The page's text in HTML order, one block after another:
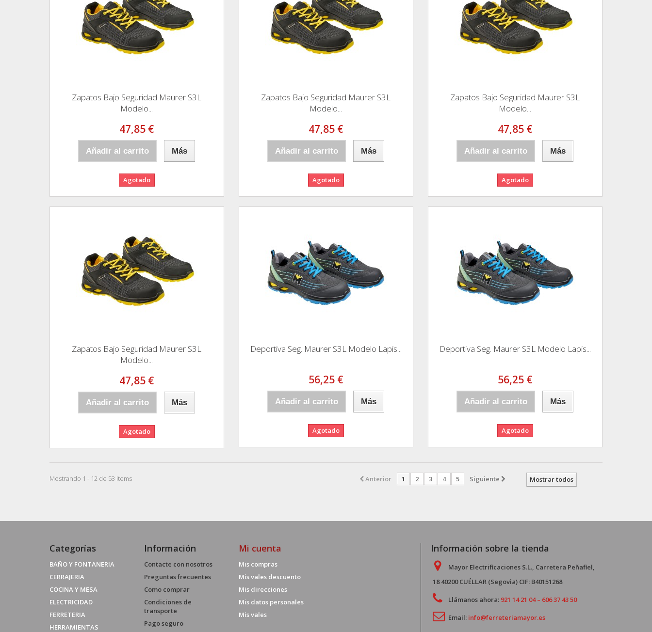
Zapatos Bajo Seguridad Maurer S3L
Modelo...
47,85 €
Añadir al carrito Más
Agotado
Zapatos Bajo Seguridad Maurer S3L
Modelo...
47,85 €
Añadir al carrito Más
Agotado
Zapatos Bajo Seguridad Maurer S3L
Modelo...
47,85 €
Añadir al carrito Más
Agotado
Zapatos Bajo Seguridad Maurer S3L
Modelo...
47,85 €
Añadir al carrito Más
Agotado
Deportiva Seg. Maurer S3L Modelo Lapis...
56,25 €
Añadir al carrito Más
Agotado
Deportiva Seg. Maurer S3L Modelo Lapis...
56,25 €
Añadir al carrito Más
Agotado
Mostrar todos
Anterior 1 2 3 4 5 Siguiente
Mostrando 1 - 12 de 53 items
Categorías
BAÑO Y FONTANERIA
CERRAJERIA
COCINA Y MESA
ELECTRICIDAD
FERRETERIA
HERRAMIENTAS
Información
Contacte con nosotros
Preguntas frecuentes
Como comprar
Condiciones de
transporte
Pago seguro
Mi cuenta
Mis compras
Mis vales descuento
Mis direcciones
Mis datos personales
Mis vales
Información sobre la tienda
Mayor Electrificaciones S.L., Carretera Peñafiel,
18 40200 CUÉLLAR (Segovia) CIF: B40151268
Llámanos ahora: 921 14 21 04 – 606 37 43 50
Email: info@ferreteriamayor.es